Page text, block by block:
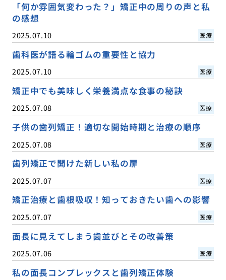
「何か雰囲気変わった？」矯正中の周りの声と私
の感想
2025.07.10 医療
歯科医が語る輪ゴムの重要性と協力
2025.07.10 医療
矯正中でも美味しく栄養満点な食事の秘訣
2025.07.08 医療
子供の歯列矯正！適切な開始時期と治療の順序
2025.07.08 医療
歯列矯正で開けた新しい私の扉
2025.07.07 医療
矯正治療と歯根吸収！知っておきたい歯への影響
2025.07.07 医療
面長に見えてしまう歯並びとその改善策
2025.07.06 医療
私の面長コンプレックスと歯列矯正体験